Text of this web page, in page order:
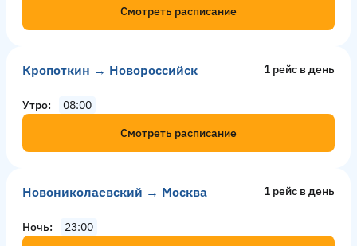
Смотреть расписание
Кропоткин → Новороссийск 1 рейс в день
Утро
08:00
Смотреть расписание
Новониколаевский → Москва 1 рейс в день
Ночь
23:00